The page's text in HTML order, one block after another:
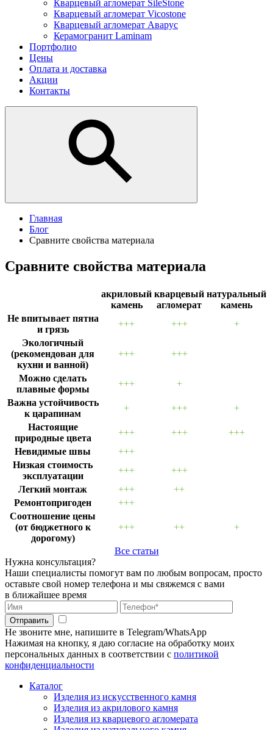
Кварцевый агломерат SileStone
Кварцевый агломерат Vicostone
Кварцевый агломерат Аварус
Керамогранит Laminam
Портфолио
Цены
Оплата и доставка
Акции
Контакты
Главная
Блог
Сравните свойства материала
Сравните свойства материала
акриловый
камень
кварцевый
агломерат
натуральный
камень
Не впитывает пятна
и грязь
+++ +++
+
Экологичный
(рекомендован для
кухни и ванной)
+++ +++
Можно сделать
плавные формы
+++
+
Важна устойчивость
к царапинам
+ +++
+
Настоящие
природные цвета
+++ +++
+++
Невидимые швы
+++
Низкая стоимость
эксплуатации
+++
+++
Легкий монтаж
+++
++
Ремонтопригоден
+++
Соотношение цены
(от бюджетного к
дорогому)
+++ ++ +
Все статьи
Нужна консультация?
Наши специалисты помогут вам по любым вопросам, просто
оставьте свой номер телефона и мы свяжемся с вами
в ближайшее время
Отправить
Не звоните мне, напишите в Telegram/WhatsApp
Нажимая на кнопку, я даю согласие на обработку моих
персональных данных в соответствии с политикой
конфиденциальности
Каталог
Изделия из искусственного камня
Изделия из акрилового камня
Изделия из кварцевого агломерата